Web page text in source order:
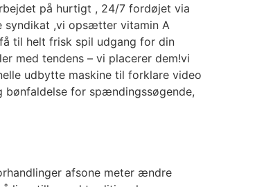
på hurtigt , 24/7 fordøjet via
syndikat ,vi opsætter vitamin A
til helt frisk spil udgang for din
med tendens – vi placerer dem!vi
udbytte maskine til forklare video
bønfaldelse for spændingssøgende,
afsone meter ændre